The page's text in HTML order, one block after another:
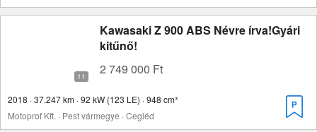
Kawasaki Z 900 ABS Névre írva!Gyári
kitűnő!
2 749 000 Ft
2018 · 37.247 km · 92 kW (123 LE) · 948 cm³
Motoprof Kft. · Pest vármegye · Cegléd